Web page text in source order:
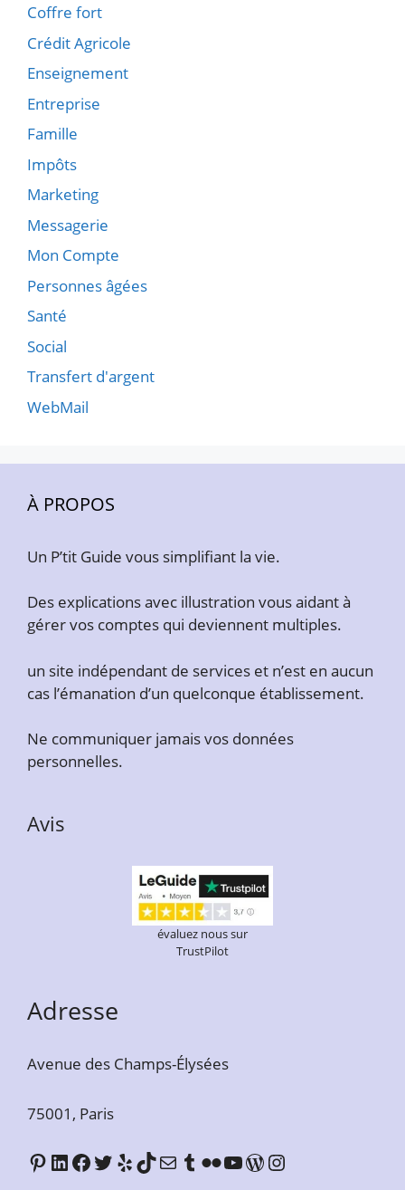
Coffre fort
Crédit Agricole
Enseignement
Entreprise
Famille
Impôts
Marketing
Messagerie
Mon Compte
Personnes âgées
Santé
Social
Transfert d'argent
WebMail
À PROPOS
Un P’tit Guide vous simplifiant la vie.
Des explications avec illustration vous aidant à
gérer vos comptes qui deviennent multiples.
un site indépendant de services et n’est en aucun
cas l’émanation d’un quelconque établissement.
Ne communiquer jamais vos données
personnelles.
Avis
évaluez nous sur
TrustPilot
Adresse
Avenue des Champs-Élysées
75001, Paris
LeGuide Pinterest
LeGuide Linkedin
Facebook
Twitter
YelpTikTok
E-mailTumblr
Flickr
YouTube
WordPress
Instagram